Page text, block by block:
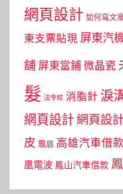
網頁設計 如何寫文
東支票貼現 屏東汽
舖 屏東當鋪 微晶瓷
髮 法令紋 消脂針 淚
網頁設計 網頁設
皮 飄眉 高雄汽車借款
凰電波 鳳山汽車借款